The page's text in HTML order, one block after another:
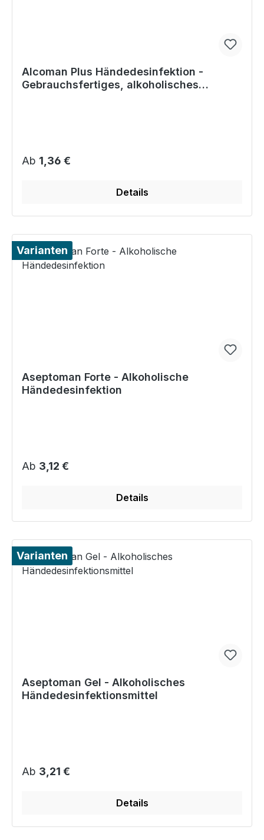
Alcoman Plus Händedesinfektion -
Gebrauchsfertiges, alkoholisches
Regulärer Preis:
Ab 1,36 €
Details
Varianten
Aseptoman Forte - Alkoholische
Händedesinfektion
Regulärer Preis:
Ab 3,12 €
Details
Varianten
Aseptoman Gel - Alkoholisches
Händedesinfektionsmittel
Regulärer Preis:
Ab 3,21 €
Details